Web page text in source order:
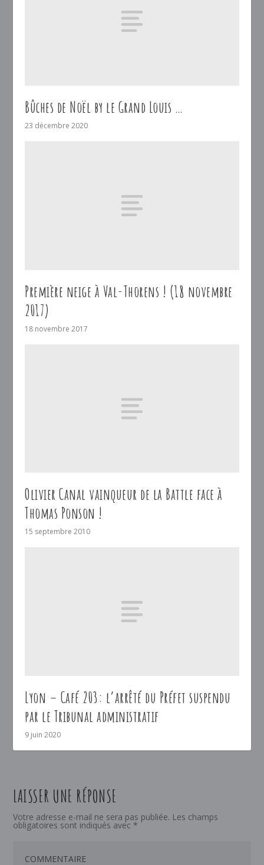
Bûches de Noël by le Grand Louis …
23 décembre 2020
Première neige à Val-Thorens ! (18 novembre
2017)
18 novembre 2017
Olivier Canal vainqueur de la Battle face à
Thomas Ponson !
15 septembre 2010
Lyon – Café 203: l’arrêté du Préfet suspendu
par le Tribunal administratif
9 juin 2020
LAISSER UNE RÉPONSE
Votre adresse e-mail ne sera pas publiée. Les champs
obligatoires sont indiqués avec *